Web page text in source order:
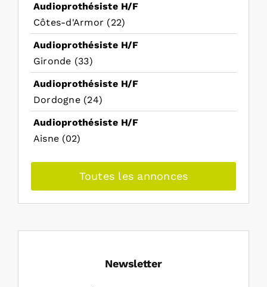
Audioprothésiste H/F
Côtes-d'Armor (22)
Audioprothésiste H/F
Gironde (33)
Audioprothésiste H/F
Dordogne (24)
Audioprothésiste H/F
Aisne (02)
Toutes les annonces
Newsletter